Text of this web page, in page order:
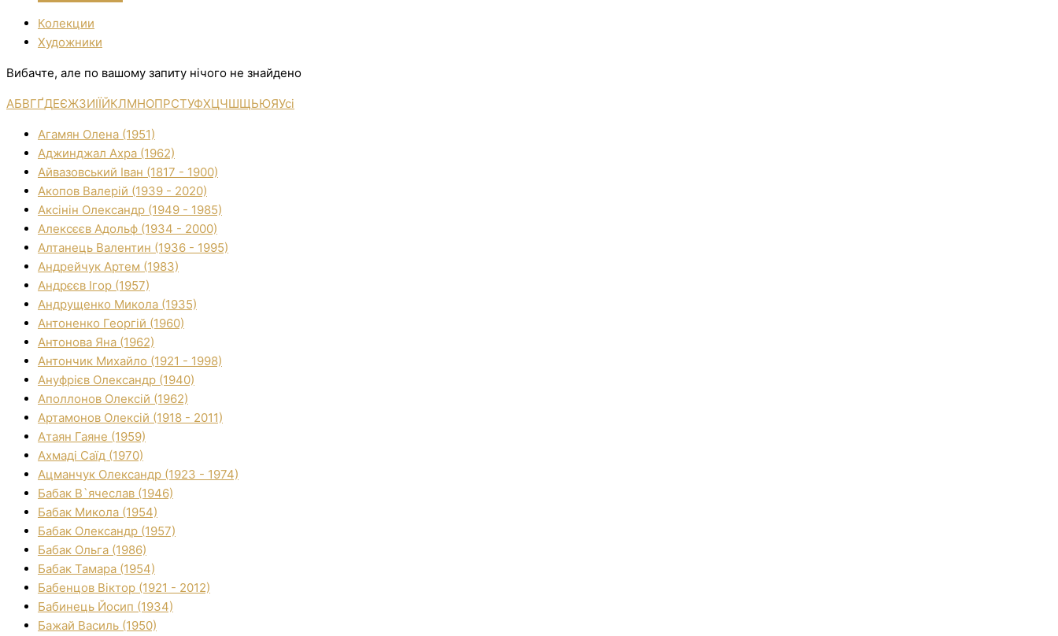
Колекции
Художники
Вибачте, але по вашому запиту нічого не знайдено
АБВГҐДЕЄЖЗИІЇЙКЛМНОПРСТУФХЦЧШЩЬЮЯУсі
Агамян Олена (1951)
Аджинджал Ахра (1962)
Айвазовський Іван (1817 - 1900)
Акопов Валерій (1939 - 2020)
Аксінін Олександр (1949 - 1985)
Алексєєв Адольф (1934 - 2000)
Алтанець Валентин (1936 - 1995)
Андрейчук Артем (1983)
Андрєєв Ігор (1957)
Андрущенко Микола (1935)
Антоненко Георгій (1960)
Антонова Яна (1962)
Антончик Михайло (1921 - 1998)
Ануфрієв Олександр (1940)
Аполлонов Олексій (1962)
Артамонов Олексій (1918 - 2011)
Атаян Гаяне (1959)
Ахмаді Саїд (1970)
Ацманчук Олександр (1923 - 1974)
Бабак В`ячеслав (1946)
Бабак Микола (1954)
Бабак Олександр (1957)
Бабак Ольга (1986)
Бабак Тамара (1954)
Бабенцов Віктор (1921 - 2012)
Бабинець Йосип (1934)
Бажай Василь (1950)